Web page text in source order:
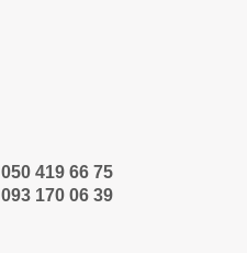
050 419 66 75
093 170 06 39